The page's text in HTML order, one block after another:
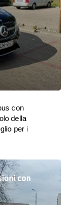
con
della
per i
con